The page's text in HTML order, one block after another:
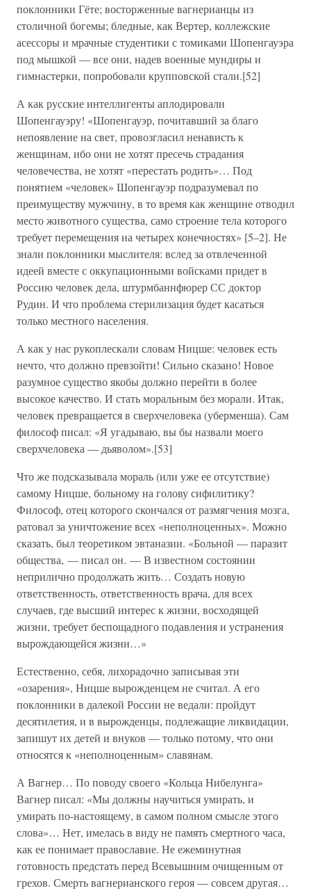
поклонники Гёте; восторженные вагнерианцы из
столичной богемы; бледные, как Вертер, коллежские
асессоры и мрачные студентики с томиками Шопенгауэра
под мышкой — все они, надев военные мундиры и
гимнастерки, попробовали крупповской стали.[52]
А как русские интеллигенты аплодировали
Шопенгауэру! «Шопенгауэр, почитавший за благо
непоявление на свет, провозгласил ненависть к
женщинам, ибо они не хотят пресечь страдания
человечества, не хотят «перестать родить»… Под
понятием «человек» Шопенгауэр подразумевал по
преимуществу мужчину, в то время как женщине отводил
место животного существа, само строение тела которого
требует перемещения на четырех конечностях» [5–2]. Не
знали поклонники мыслителя: вслед за отвлеченной
идеей вместе с оккупационными войсками придет в
Россию человек дела, штурмбаннфюрер СС доктор
Рудин. И что проблема стерилизация будет касаться
только местного населения.
А как у нас рукоплескали словам Ницше: человек есть
нечто, что должно превзойти! Сильно сказано! Новое
разумное существо якобы должно перейти в более
высокое качество. И стать моральным без морали. Итак,
человек превращается в сверхчеловека (уберменша). Сам
философ писал: «Я угадываю, вы бы назвали моего
сверхчеловека — дьяволом».[53]
Что же подсказывала мораль (или уже ее отсутствие)
самому Ницше, больному на голову сифилитику?
Философ, отец которого скончался от размягчения мозга,
ратовал за уничтожение всех «неполноценных». Можно
сказать, был теоретиком эвтаназии. «Больной — паразит
общества, — писал он. — В известном состоянии
неприлично продолжать жить… Создать новую
ответственность, ответственность врача, для всех
случаев, где высший интерес к жизни, восходящей
жизни, требует беспощадного подавления и устранения
вырождающейся жизни…»
Естественно, себя, лихорадочно записывая эти
«озарения», Ницше вырожденцем не считал. А его
поклонники в далекой России не ведали: пройдут
десятилетия, и в вырожденцы, подлежащие ликвидации,
запишут их детей и внуков — только потому, что они
относятся к «неполноценным» славянам.
А Вагнер… По поводу своего «Кольца Нибелунга»
Вагнер писал: «Мы должны научиться умирать, и
умирать по-настоящему, в самом полном смысле этого
слова»… Нет, имелась в виду не память смертного часа,
как ее понимает православие. Не ежеминутная
готовность предстать перед Всевышним очищенным от
грехов. Смерть вагнерианского героя — совсем другая…